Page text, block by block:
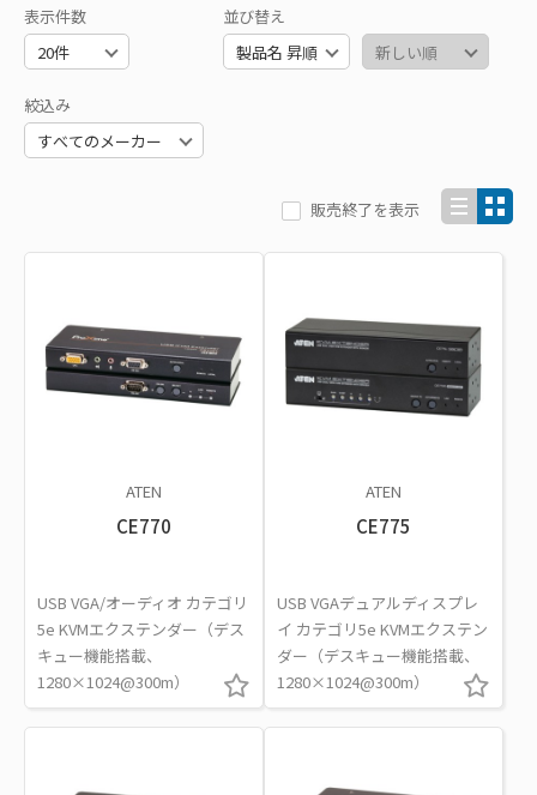
表示件数 並び替え
絞込み
販売終了を表示
ATEN
CE770
USB VGA/オーディオ カテゴリ
5e KVMエクステンダー（デス
キュー機能搭載、
1280×1024@300m）
ATEN
CE775
USB VGAデュアルディスプレ
イ カテゴリ5e KVMエクステン
ダー（デスキュー機能搭載、
1280×1024@300m）